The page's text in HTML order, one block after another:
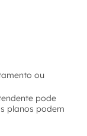
ou
pode
planos podem